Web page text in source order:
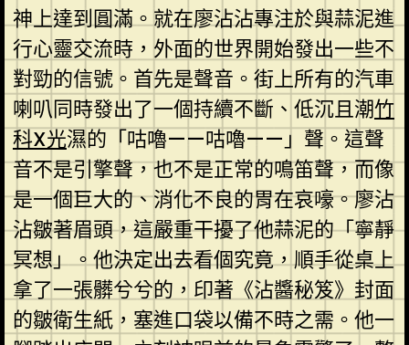
神上達到圓滿。就在廖沾沾專注於與蒜泥進
行心靈交流時，外面的世界開始發出一些不
對勁的信號。首先是聲音。街上所有的汽車
喇叭同時發出了一個持續不斷、低沉且潮竹
科X光濕的「咕嚕——咕嚕——」聲。這聲
音不是引擎聲，也不是正常的鳴笛聲，而像
是一個巨大的、消化不良的胃在哀嚎。廖沾
沾皺著眉頭，這嚴重干擾了他蒜泥的「寧靜
冥想」。他決定出去看個究竟，順手從桌上
拿了一張髒兮兮的，印著《沾醬秘笈》封面
的皺衛生紙，塞進口袋以備不時之需。他一